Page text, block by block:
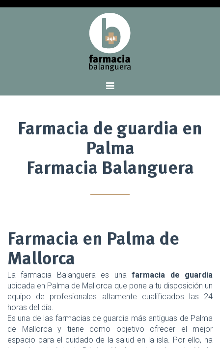
Farmacia de guardia en
Palma
Farmacia Balanguera
Farmacia en Palma de
Mallorca
La farmacia Balanguera es unafarmacia de guardia
ubicada en Palma de Mallorca que pone a tu disposición un
equipo de profesionales altamente cualificados las 24
horas del día.
Es una de las farmacias de guardia más antiguas de Palma
de Mallorca y tiene como objetivo ofrecer el mejor
espacio para el cuidado de la salud en la isla. Por ello, ha